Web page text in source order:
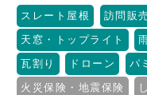
スレート屋根
訪問販
天窓・トップライト
瓦割り
ドローン パ
火災保険・地震保険